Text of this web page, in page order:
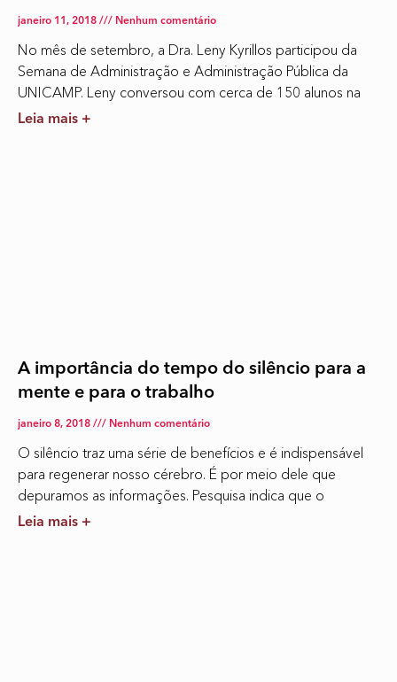
janeiro 11, 2018 Nenhum comentário
No mês de setembro, a Dra. Leny Kyrillos participou da
Semana de Administração e Administração Pública da
UNICAMP. Leny conversou com cerca de 150 alunos na
Leia mais +
A importância do tempo do silêncio para a
mente e para o trabalho
janeiro 8, 2018 Nenhum comentário
O silêncio traz uma série de benefícios e é indispensável
para regenerar nosso cérebro. É por meio dele que
depuramos as informações. Pesquisa indica que o
Leia mais +